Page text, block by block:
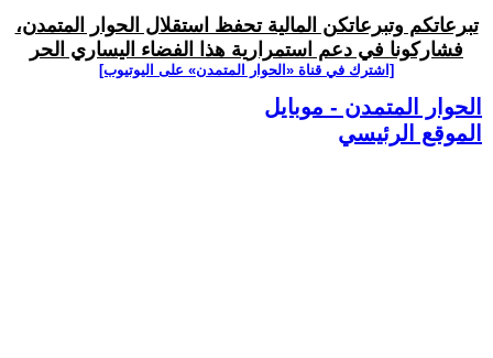
تبرعاتكم وتبرعاتكن المالية تحفظ استقلال الحوار المتمدن،
فشاركونا في دعم استمرارية هذا الفضاء اليساري الحر
[اشترك في قناة ‫«الحوار المتمدن» على اليوتيوب]
الحوار المتمدن - موبايل
الموقع الرئيسي